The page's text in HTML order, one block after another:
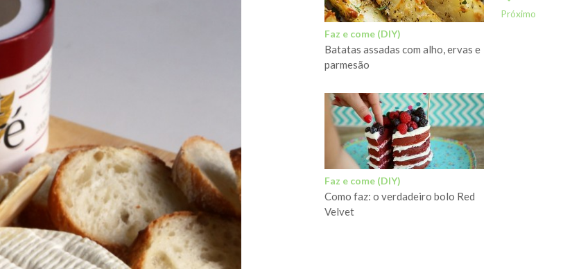
Próximo
Faz e come (DIY)
Batatas assadas com alho, ervas e
parmesão
Faz e come (DIY)
Como faz: o verdadeiro bolo Red
Velvet